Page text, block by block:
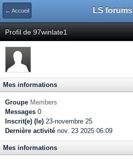
← Accueil LS forums
Profil de 97winlate1
Mes informations
Groupe Members
Messages 0
Inscrit(e) (le) 23-novembre 25
Dernière activité nov. 23 2025 06:09
Mes informations